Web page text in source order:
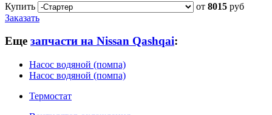
Купить
от 8015 руб
Заказать
Еще запчасти на Nissan Qashqai:
Насос водяной (помпа)
Насос водяной (помпа)
Термостат